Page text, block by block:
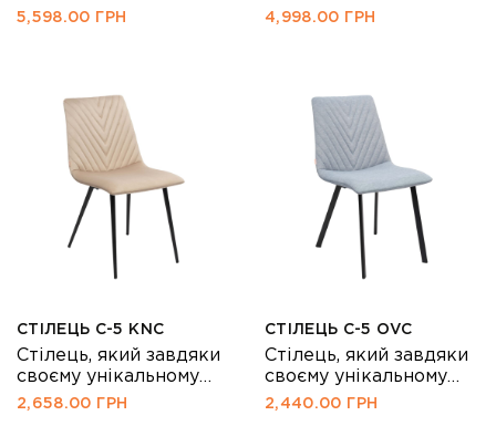
компактні і мобільні.
5,598.00 ГРН
будь-якого інтер’єру,
компактних кабінетах,
їдальнях, барних зонах.
Будь-яку навіть
найпростішу і
невелику кімнату
можна перетворити в
шикарний особистий
простір мрії, який
говорить за себе, і
дарує радість від
тут і зараз. Мода
змінюється, але ці
меблі здатні на […]
4,998.00 ГРН
СТІЛЕЦЬ С-5 KNC
Стілець, який завдяки
своєму унікальному
дизайну та якісним
2,658.00 ГРН
СТІЛЕЦЬ С-5 OVC
Стілець, який завдяки
своєму унікальному
дизайну та якісним
2,440.00 ГРН